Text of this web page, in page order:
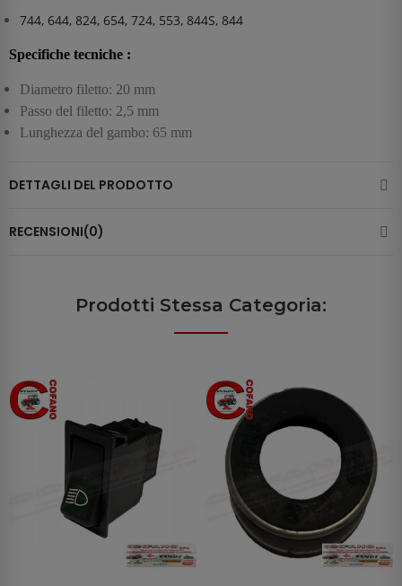
744, 644, 824, 654, 724, 553, 844S, 844
Specifiche tecniche :
Diametro filetto: 20 mm
Passo del filetto: 2,5 mm
Lunghezza del gambo: 65 mm
DETTAGLI DEL PRODOTTO
RECENSIONI(0)
Prodotti Stessa Categoria: